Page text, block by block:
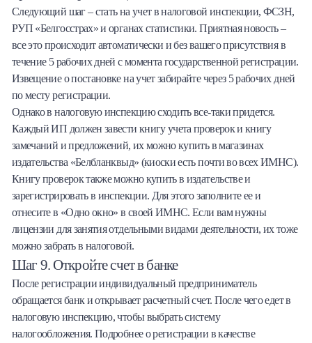
Следующий шаг – стать на учет в налоговой инспекции, ФСЗН,
РУП «Белгосстрах» и органах статистики. Приятная новость –
все это происходит автоматически и без вашего присутствия в
течение 5 рабочих дней с момента государственной регистрации.
Извещение о постановке на учет забирайте через 5 рабочих дней
по месту регистрации.
Однако в налоговую инспекцию сходить все-таки придется.
Каждый ИП должен завести книгу учета проверок и книгу
замечаний и предложений, их можно купить в магазинах
издательства «Белбланквыд» (киоски есть почти во всех ИМНС).
Книгу проверок также можно купить в издательстве и
зарегистрировать в инспекции. Для этого заполните ее и
отнесите в «Одно окно» в своей ИМНС. Если вам нужны
лицензии для занятия отдельными видами деятельности, их тоже
можно забрать в налоговой.
Шаг 9. Откройте счет в банке
После регистрации индивидуальный предприниматель
обращается банк и открывает расчетный счет. После чего едет в
налоговую инспекцию, чтобы выбрать систему
налогообложения. Подробнее о регистрации в качестве